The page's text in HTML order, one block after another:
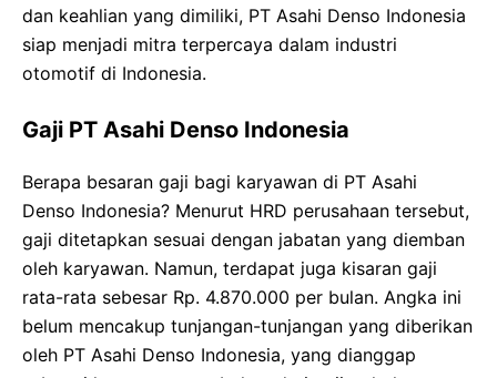
dan keahlian yang dimiliki, PT Asahi Denso Indonesia
siap menjadi mitra terpercaya dalam industri
otomotif di Indonesia.
Gaji PT Asahi Denso Indonesia
Berapa besaran gaji bagi karyawan di PT Asahi
Denso Indonesia? Menurut HRD perusahaan tersebut,
gaji ditetapkan sesuai dengan jabatan yang diemban
oleh karyawan. Namun, terdapat juga kisaran gaji
rata-rata sebesar Rp. 4.870.000 per bulan. Angka ini
belum mencakup tunjangan-tunjangan yang diberikan
oleh PT Asahi Denso Indonesia, yang dianggap